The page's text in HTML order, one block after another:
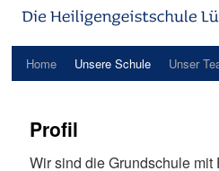
Home Unsere Schule Unser
Profil
Wir sind die Grundschule mit